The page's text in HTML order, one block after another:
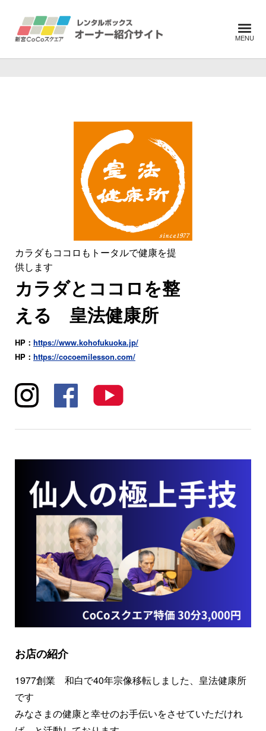
カラダもココロもトータルで健康を提
供します
カラダとココロを整
える 皇法健康所
HP： https://www.kohofukuoka.jp/
HP： https://cocoemilesson.com/
お店の紹介
1977創業 和白で40年宗像移転しました、皇法健康所
です
みなさまの健康と幸せのお手伝いをさせていただけれ